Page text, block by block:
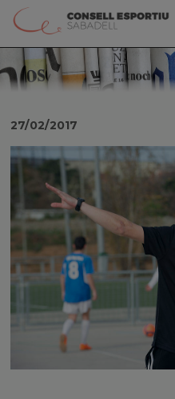
27/02/2017